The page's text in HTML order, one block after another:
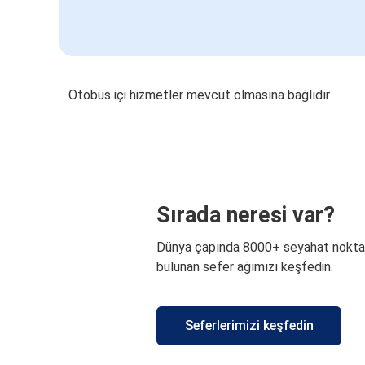
Otobüs içi hizmetler mevcut olmasına bağlıdır
Sırada neresi var?
Dünya çapında 8000+ seyahat
bulunan sefer ağımızı keşfedin.
Seferlerimizi keşfedin